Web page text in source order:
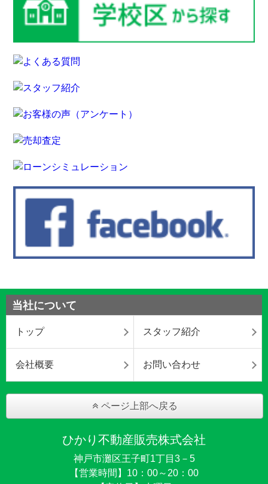
当社について
トップ スタッフ紹介
会社概要 お問い合わせ
ページ上部へ戻る
ひかり不動産販売株式会社
神戸市灘区王子町1丁目3－5
【営業時間】10：00～20：00